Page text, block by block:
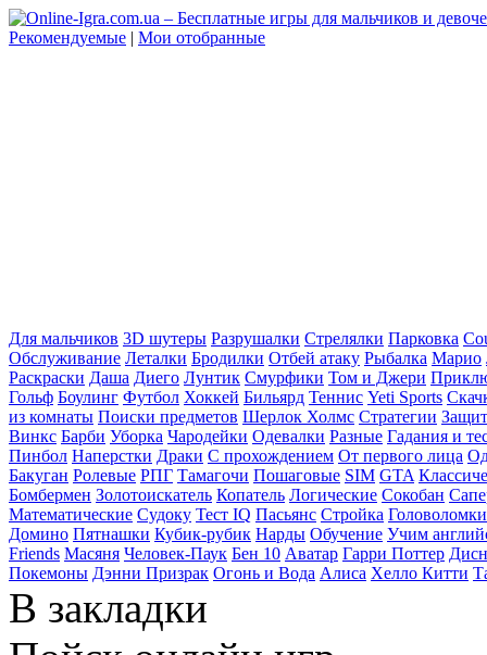
Рекомендуемые | Мои отобранные
Для мальчиков 3D шутеры Разрушалки Стрелялки Парковка
Обслуживание Леталки Бродилки Отбей атаку Рыбалка Марио
Раскраски Даша Диего Лунтик Смурфики Том и Джери
Гольф Боулинг Футбол Хоккей Бильярд Теннис Yeti Sports
из комнаты Поиски предметов Шерлок Холмс Стратегии
Винкс Барби Уборка Чародейки Одевалки Разные Гадания и
Пинбол Наперстки Драки С прохождением От первого лица
Бакуган Ролевые РПГ Тамагочи Пошаговые SIM GTA
Бомбермен Золотоискатель Копатель Логические Сокобан
Математические Судоку Тест IQ Пасьянс Стройка Головоломки
Домино Пятнашки Кубик-рубик Нарды Обучение Учим
Friends Масяня Человек-Паук Бен 10 Аватар Гарри Поттер
Покемоны Дэнни Призрак Огонь и Вода Алиса Хелло Китти
В закладки